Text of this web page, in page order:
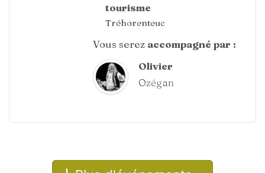
tourisme
Tréhorenteuc
Vous serez accompagné par :
Olivier
Ozégan